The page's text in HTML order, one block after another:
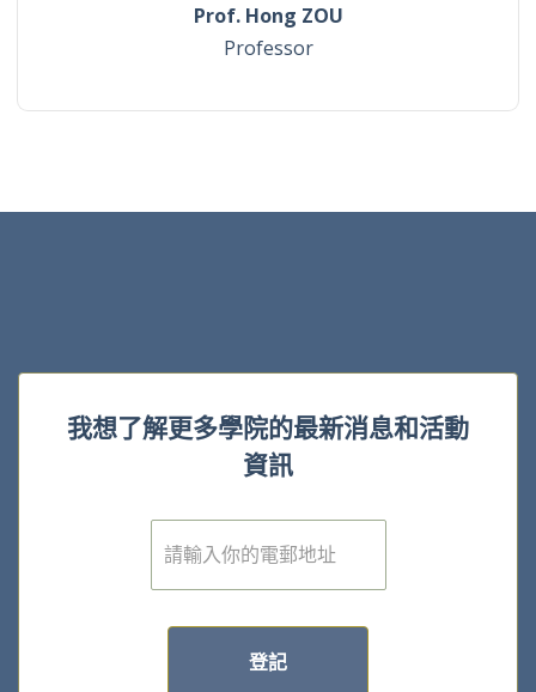
Prof. Hong ZOU
Professor
我想了解更多學院的最新消息和活動
資訊
電
子
登記